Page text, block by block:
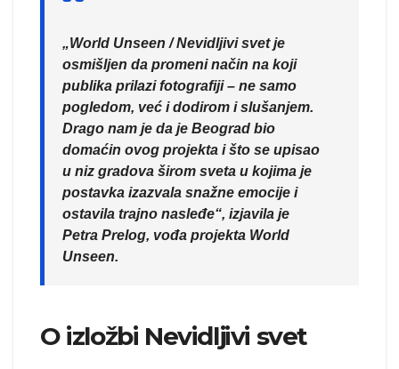
„World Unseen / Nevidljivi svet je
osmišljen da promeni način na koji
publika prilazi fotografiji – ne samo
pogledom, već i dodirom i slušanjem.
Drago nam je da je Beograd bio
domaćin ovog projekta i što se upisao
u niz gradova širom sveta u kojima je
postavka izazvala snažne emocije i
ostavila trajno nasleđe“, izjavila je
Petra Prelog, vođa projekta World
Unseen.
O izložbi Nevidljivi svet